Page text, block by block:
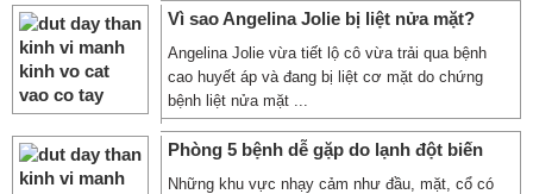
Vì sao Angelina Jolie bị liệt nửa mặt?
Angelina Jolie vừa tiết lộ cô vừa trải qua bệnh
cao huyết áp và đang bị liệt cơ mặt do chứng
bệnh liệt nửa mặt ...
Phòng 5 bệnh dễ gặp do lạnh đột biến
Những khu vực nhạy cảm như đầu, mặt, cổ có